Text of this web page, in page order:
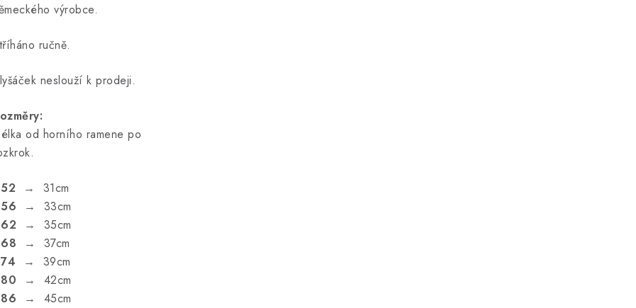
výrobce.
ručně.
neslouží k prodeji.
od horního ramene po
→ 31cm
→ 33cm
→ 35cm
→ 37cm
→ 39cm
→ 42cm
→ 45cm